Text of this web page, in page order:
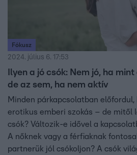
Fókusz
2024. július 6. 17:53
Ilyen a jó csók: Nem jó, ha
de az sem, ha nem aktív
Minden párkapcsolatban előfordul,
erotikus emberi szokás – de mitől
csók? Változik-e idővel a
A nőknek vagy a férfiaknak
partnerük jól csókoljon? A csók